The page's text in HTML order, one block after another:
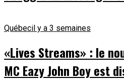
Québecil y a 3 semaines
«Lives Streams» : le
MC Eazy John Boy est